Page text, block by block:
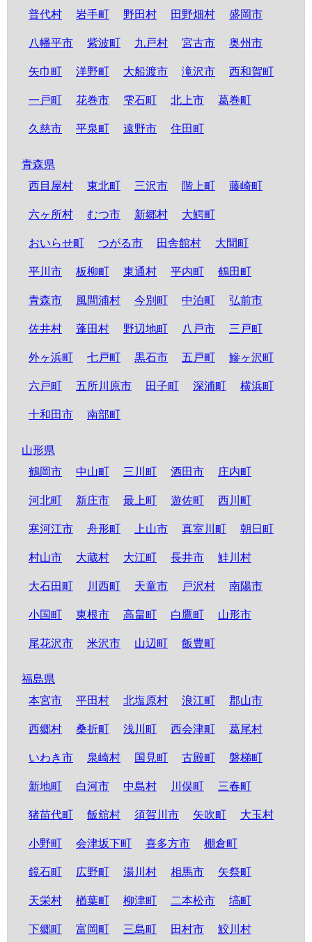
普代村 岩手町 野田村 田野畑村 盛岡市
八幡平市 紫波町 九戸村 宮古市 奥州市
矢巾町 洋野町 大船渡市 滝沢市 西和賀町
一戸町 花巻市 雫石町 北上市 葛巻町
久慈市 平泉町 遠野市 住田町
青森県
西目屋村
東北町 三沢市 階上町 藤崎町
六ヶ所村 むつ市 新郷村 大鰐町
おいらせ町 つがる市 田舎館村 大間町
平川市 板柳町 東通村 平内町 鶴田町
青森市 風間浦村 今別町 中泊町 弘前市
佐井村 蓬田村 野辺地町 八戸市 三戸町
外ヶ浜町 七戸町 黒石市 五戸町 鰺ヶ沢町
六戸町 五所川原市 田子町 深浦町 横浜町
十和田市 南部町
山形県
鶴岡市
中山町 三川町 酒田市 庄内町
河北町 新庄市 最上町 遊佐町 西川町
寒河江市 舟形町 上山市 真室川町 朝日町
村山市 大蔵村 大江町 長井市 鮭川村
大石田町 川西町 天童市 戸沢村 南陽市
小国町 東根市 高畠町 白鷹町 山形市
尾花沢市 米沢市 山辺町 飯豊町
福島県
本宮市
平田村 北塩原村 浪江町 郡山市
西郷村 桑折町 浅川町 西会津町 葛尾村
いわき市 泉崎村 国見町 古殿町 磐梯町
新地町 白河市 中島村 川俣町 三春町
猪苗代町 飯舘村 須賀川市 矢吹町 大玉村
小野町 会津坂下町 喜多方市 棚倉町
鏡石町 広野町 湯川村 相馬市 矢祭町
天栄村 楢葉町 柳津町 二本松市 塙町
下郷町 富岡町 三島町 田村市 鮫川村